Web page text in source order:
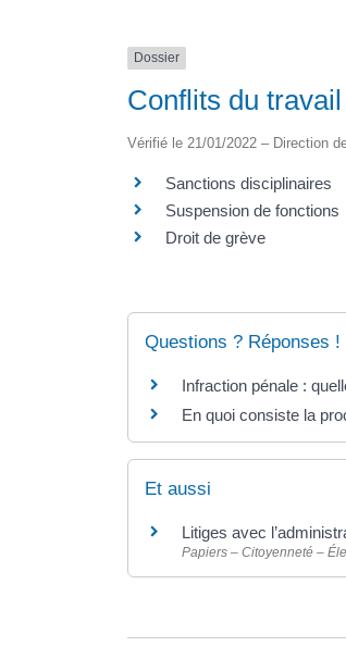
Dossier
Conflits du
Vérifié le 21/01/2022 – Direction
Sanctions disciplinaires
Suspension de fonctions
Droit de grève
Questions ? Réponses !
Infraction pénale :
En quoi consiste la
Et aussi
Litiges avec
Papiers – Citoyenneté –